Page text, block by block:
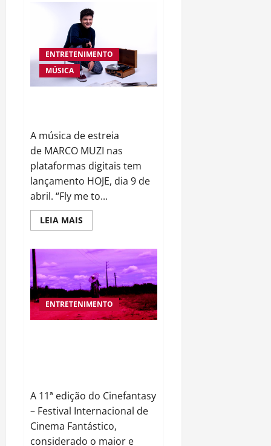
INÉDITO
QUE
TRAZ
COMOVENTE
E
ENGRAÇADA
MEDITAÇÃO
SOBRE
A
MORTE
ENTRETENIMENTO
MÚSICA
A música de estreia
de MARCO MUZI nas
plataformas digitais tem
lançamento HOJE, dia 9 de
abril. “Fly me to...
LEIA MAISRead
more
MUZI
LANÇA
CLÁSSICO
REPAGINADO
ENTRETENIMENTO
A 11ª edição do Cinefantasy
– Festival Internacional de
Cinema Fantástico,
considerado o maior e